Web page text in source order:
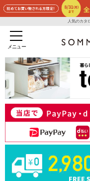
人気のカタ
メニュー